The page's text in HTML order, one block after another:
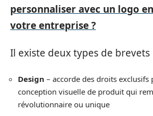
personnaliser avec un logo
votre entreprise ?
Il existe deux types de brevets
Design – accorde des droits exclusifs
conception visuelle de produit qui
révolutionnaire ou unique